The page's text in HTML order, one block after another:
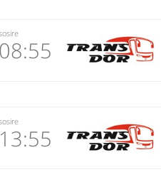
08:55
operator
13:55